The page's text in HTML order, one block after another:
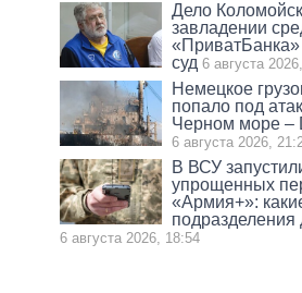
Дело
завладении
суд 6 августа
Немецкое
попало под
Черном море –
6 августа 2026,
В ВСУ
упрощенных
«Армия+»:
подразделения
6 августа 2026, 18:54